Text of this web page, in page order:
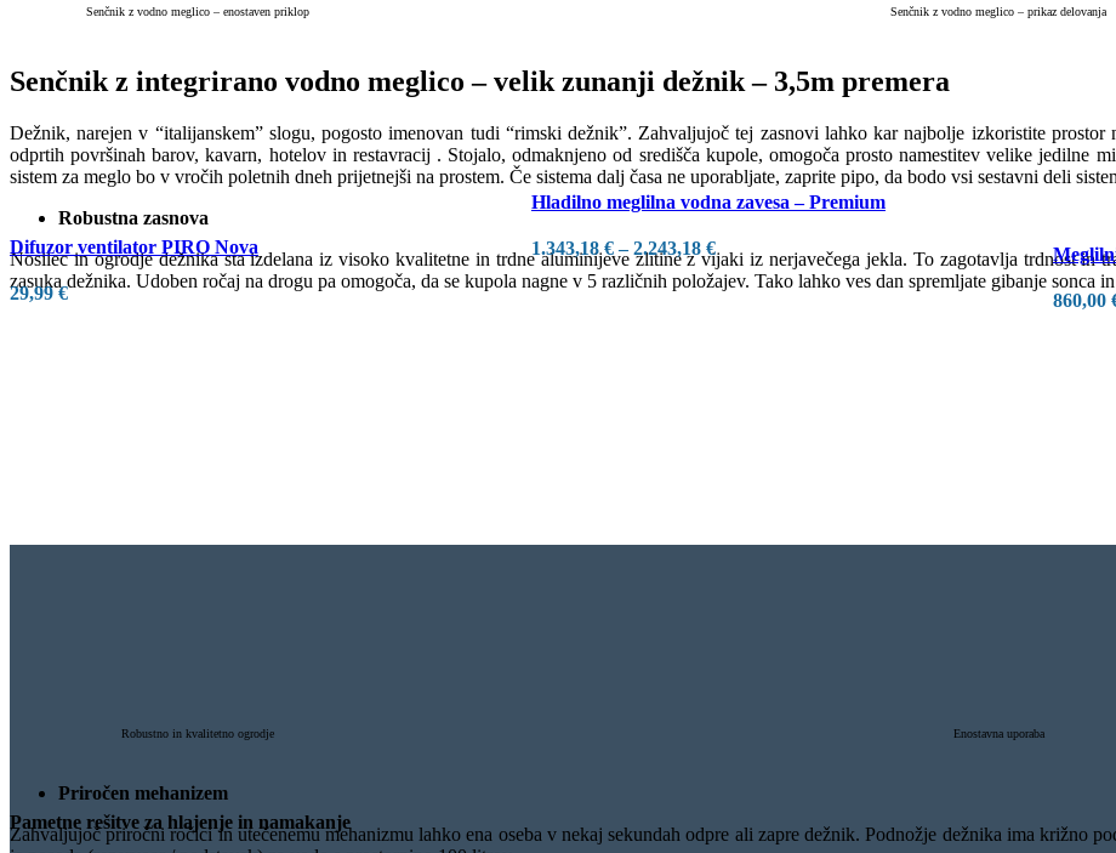
Senčnik z vodno meglico – enostaven priklop Senčnik z vodno meglico – prikaz delovanja
Senčnik z integrirano vodno meglico – velik zunanji dežnik – 3,5m premera
Dežnik, narejen v “italijanskem” slogu, pogosto imenovan tudi “rimski dežnik”. Zahvaljujoč tej zasnovi lahko kar najbolje izkoristite
odprtih površinah barov, kavarn, hotelov in restavracij . Stojalo, odmaknjeno od središča kupole, omogoča prosto namestitev velike jedilne
sistem za meglo bo v vročih poletnih dneh prijetnejši na prostem. Če sistema dalj časa ne uporabljate, zaprite pipo, da bodo vsi sestavni deli
Robustna zasnova
Nosilec in ogrodje dežnika sta izdelana iz visoko kvalitetne in trdne aluminijeve zlitine z vijaki iz nerjavečega jekla. To zagotavlja trdnost in
zasuka dežnika. Udoben ročaj na drogu pa omogoča, da se kupola nagne v 5 različnih položajev. Tako lahko ves dan spremljate gibanje sonca
Robustno in kvalitetno ogrodje Enostavna uporaba
Priročen mehanizem
Zahvaljujoč priročni ročici in utečenemu mehanizmu lahko ena oseba v nekaj sekundah odpre ali zapre dežnik. Podnožje dežnika ima križno
Difuzor ventilator PIRO Nova
29,99€
Hladilno meglilna vodna zavesa – Premium
1.343,18€ – 2.243,18 €
860,00
Pametne rešitve za hlajenje in namakanje